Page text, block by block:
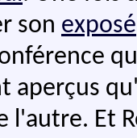
son exposé
aperçus
l'autre. Et